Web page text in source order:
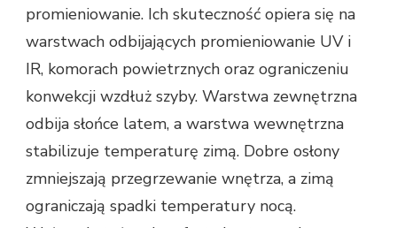
promieniowanie. Ich skuteczność opiera się na
warstwach odbijających promieniowanie UV i
IR, komorach powietrznych oraz ograniczeniu
konwekcji wzdłuż szyby. Warstwa zewnętrzna
odbija słońce latem, a warstwa wewnętrzna
stabilizuje temperaturę zimą. Dobre osłony
zmniejszają przegrzewanie wnętrza, a zimą
ograniczają spadki temperatury nocą.